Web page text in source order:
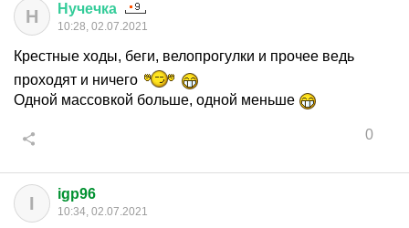
Н Нучечка
10:28, 02.07.2021
Крестные ходы, беги, велопрогулки и прочее ведь
проходят и ничего
Одной массовкой больше, одной меньше
0
I igp96
10:34, 02.07.2021